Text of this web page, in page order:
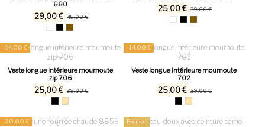
880
29,00 € 49,00 €
25,00 € 39,00 €
-14,00 €
Veste longue intérieure moumoute
zip 706
25,00 € 39,00 €
-14,00 €
Veste longue intérieure moumoute
702
25,00 € 39,00 €
-20,00 € Promo !